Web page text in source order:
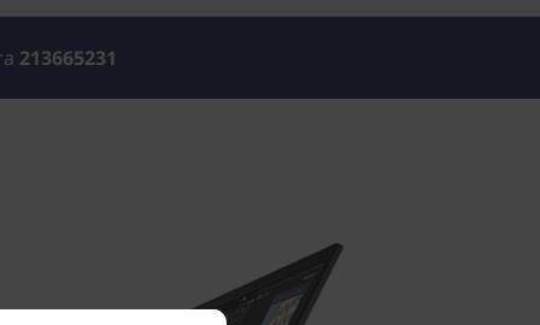
213665231